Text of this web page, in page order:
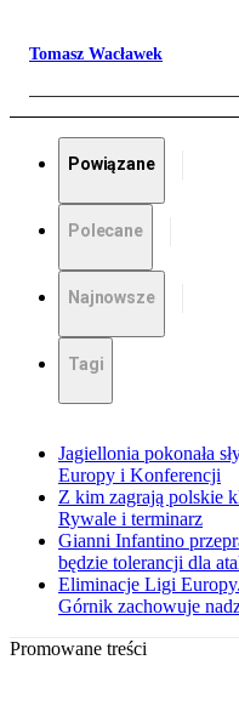
Tomasz Wacławek
Powiązane
Polecane
Najnowsze
Tagi
Jagiellonia pokonała
Europy i Konferencji
Z kim zagrają polskie
Rywale i terminarz
Gianni Infantino
będzie tolerancji dla
Eliminacje Ligi
Górnik zachowuje
Promowane treści